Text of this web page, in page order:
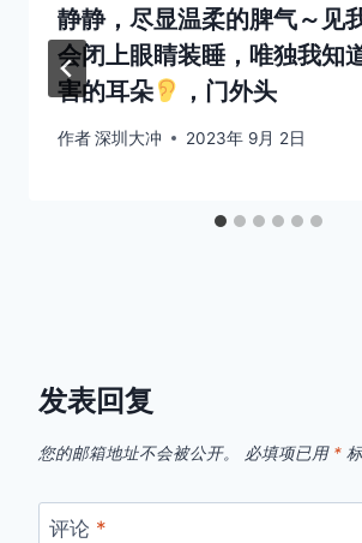
静静，尽显温柔的脾气～见
会闭上眼睛装睡，唯独我知
害的耳朵
，门外头
作者深圳大冲 2023年 9月 2日
发表回复
您的邮箱地址不会被公开。 必填项已用 *
评论 *